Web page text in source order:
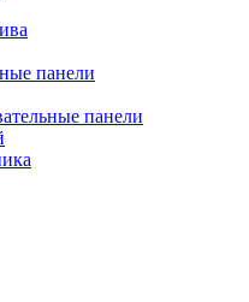
панели
панели